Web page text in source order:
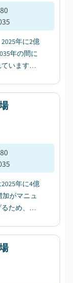
年に2億
年の間に
います。
年に4億
加がマニュ
ため、